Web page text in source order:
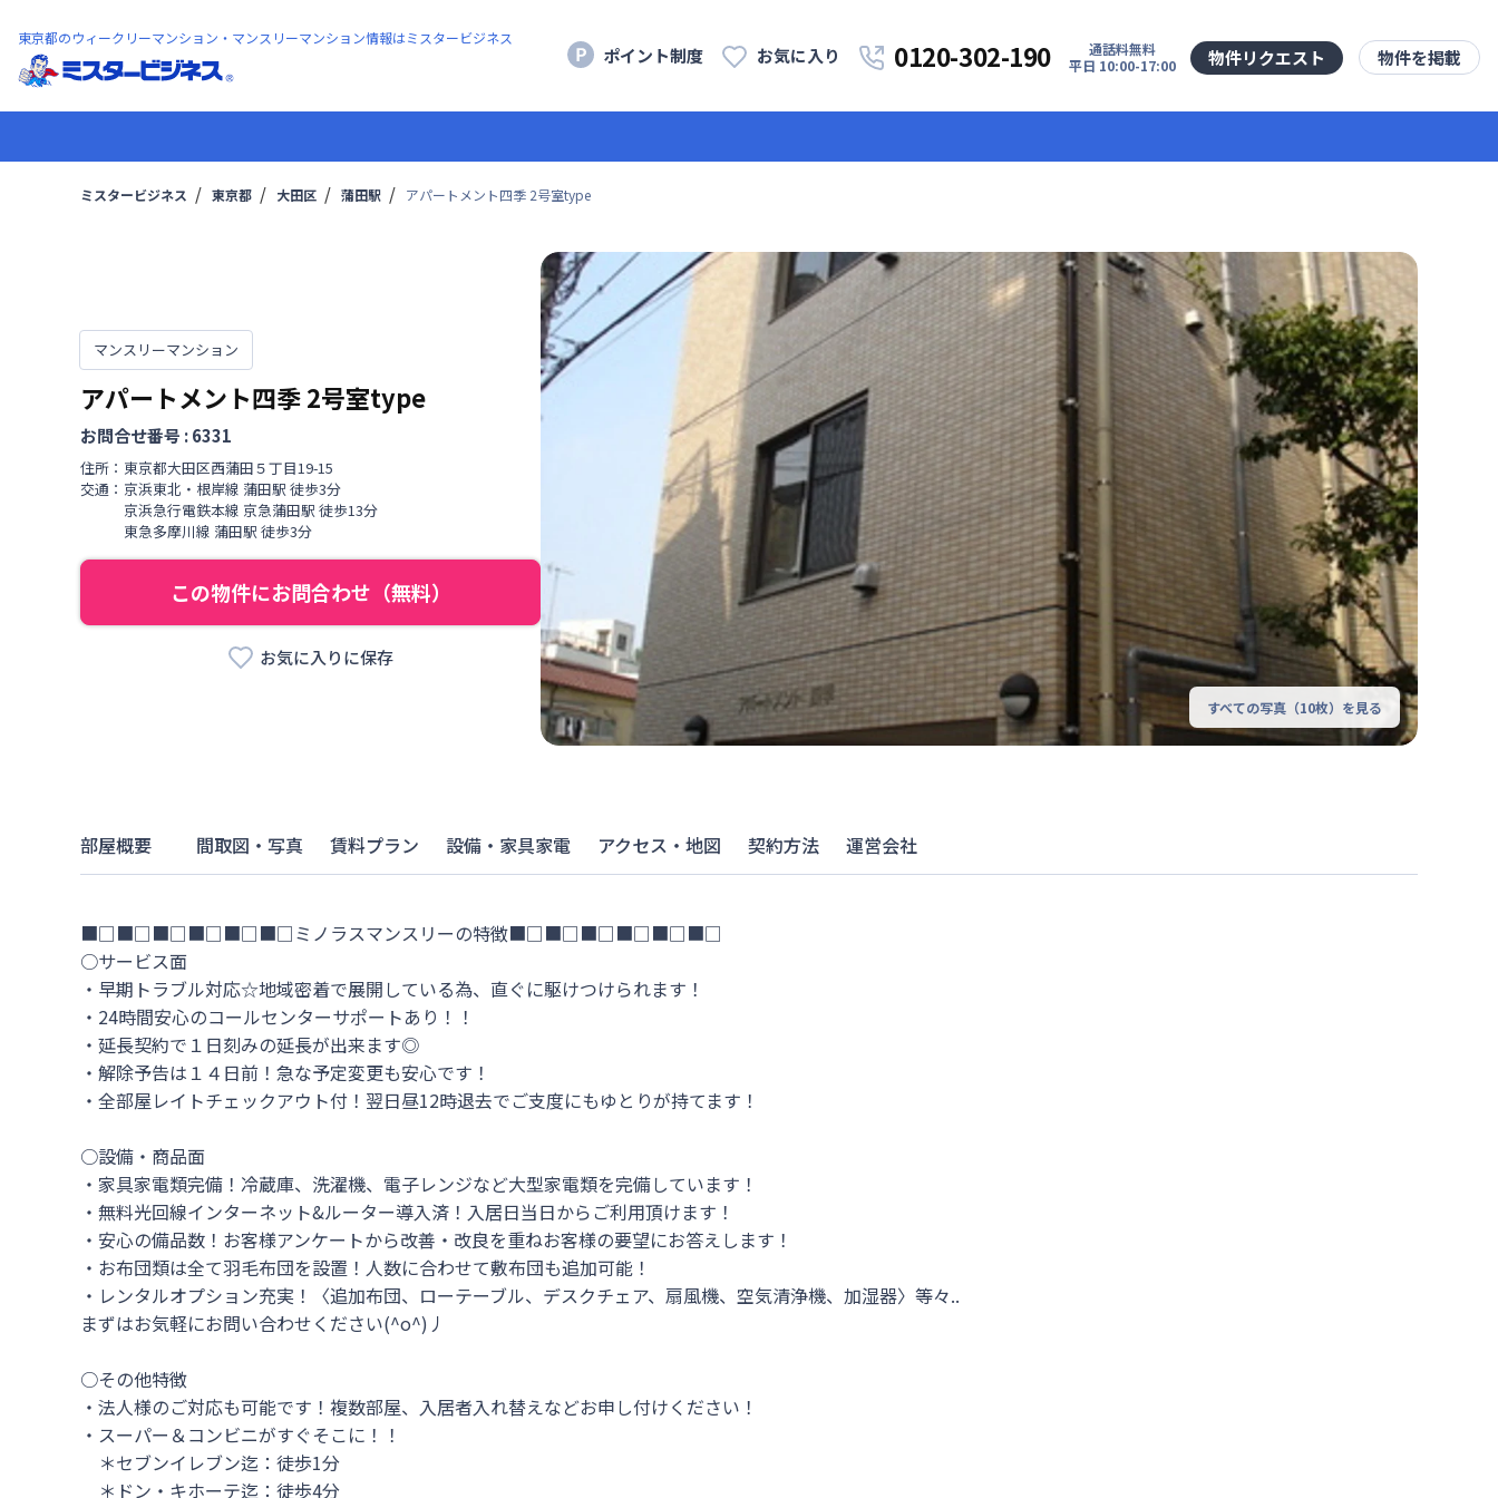
東京都のウィークリーマンション・マンスリーマンション情報はミスタービジネス
ポイント制度 お気に入り 0120-302-190
通話料無料
平日 10:00-17:00
物件リクエスト 物件を掲載
ミスタービジネス 東京都 大田区 蒲田駅 アパートメント四季 2号室type
マンスリーマンション
アパートメント四季2号室type
お問合せ番号 :6331
住所： 東京都大田区西蒲田５丁目19-15
交通： 京浜東北・根岸線 蒲田駅 徒歩3分
京浜急行電鉄本線 京急蒲田駅 徒歩13分
東急多摩川線 蒲田駅 徒歩3分
この物件にお問合わせ（無料）
お気に入りに保存
すべての写真（10枚）を見る
部屋概要 間取図・写真 賃料プラン 設備・家具家電 アクセス・地図 契約方法 運営会社
■□■□■□■□■□■□ミノラスマンスリーの特徴■□■□■□■□■□■□
○サービス面
・早期トラブル対応☆地域密着で展開している為、直ぐに駆けつけられます！
・24時間安心のコールセンターサポートあり！！
・延長契約で１日刻みの延長が出来ます◎
・解除予告は１４日前！急な予定変更も安心です！
・全部屋レイトチェックアウト付！翌日昼12時退去でご支度にもゆとりが持てます！
○設備・商品面
・家具家電類完備！冷蔵庫、洗濯機、電子レンジなど大型家電類を完備しています！
・無料光回線インターネット&ルーター導入済！入居日当日からご利用頂けます！
・安心の備品数！お客様アンケートから改善・改良を重ねお客様の要望にお答えします！
・お布団類は全て羽毛布団を設置！人数に合わせて敷布団も追加可能！
・レンタルオプション充実！〈追加布団、ローテーブル、デスクチェア、扇風機、空気清浄機、加湿器〉等々..
まずはお気軽にお問い合わせください(^o^)丿
○その他特徴
・法人様のご対応も可能です！複数部屋、入居者入れ替えなどお申し付けください！
・スーパー＆コンビニがすぐそこに！！
＊セブンイレブン迄：徒歩1分
＊ドン・キホーテ迄：徒歩4分